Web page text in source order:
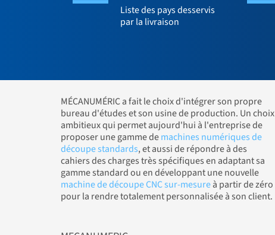
Liste des pays desservis
par la livraison
MÉCANUMÉRIC a fait le choix d'intégrer son propre
bureau d'études et son usine de production. Un choix
ambitieux qui permet aujourd'hui à l'entreprise de
proposer une gamme demachines numériques de
découpe standards, et aussi de répondre à des
cahiers des charges très spécifiques en adaptant sa
gamme standard ou en développant une nouvelle
machine de découpe CNC sur-mesureà partir de zéro
pour la rendre totalement personnalisée à son client.